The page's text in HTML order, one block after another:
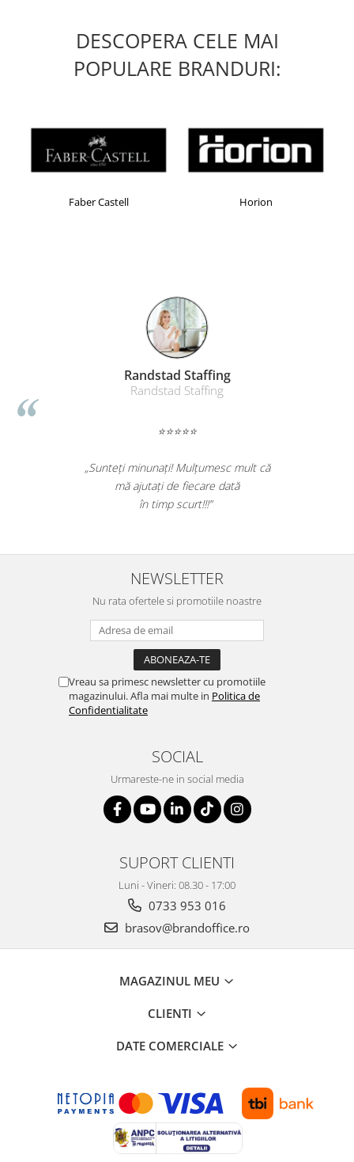
Casti de protectie
Sepci, caciuli si esarfe
Pachete promotionale
Sosete de lucru
Comunicare si prezentare
Ecrane de proiectie
Electronice si accesorii tech
Adaptoare de calatorie
Cabluri si conectivitate
Incarcatoare wireless
Incarcatoare cu fir si auto
Ceasuri smart - Smartwatch
Baterii externe - Powerbanks
Cartuse, tonere, consumabile PC
Standuri PC si suporturi
Suporturi si huse telefoane &
Ghilotine și Trimmere
Distrugatoare documente
Cosuri de gunoi pentru birou
Scaune, birouri si produse
DESCOPERA CELE MAI
POPULARE BRANDURI:
Faber Castell Horion
Randstad Staffing
Randstad Staffing
⭐⭐⭐⭐⭐
„Sunteți minunați! Mulțumesc mult că
mă ajutați de fiecare dată
în timp scurt!!!”
NEWSLETTER
Nu rata ofertele si promotiile noastre
Vreau sa primesc newsletter cu promotiile
magazinului. Afla mai multe in Politica de
Confidentialitate
SOCIAL
Urmareste-ne in social media
SUPORT CLIENTI
Luni - Vineri: 08.30 - 17:00
0733 953 016
brasov@brandoffice.ro
MAGAZINUL MEU
CLIENTI
DATE COMERCIALE